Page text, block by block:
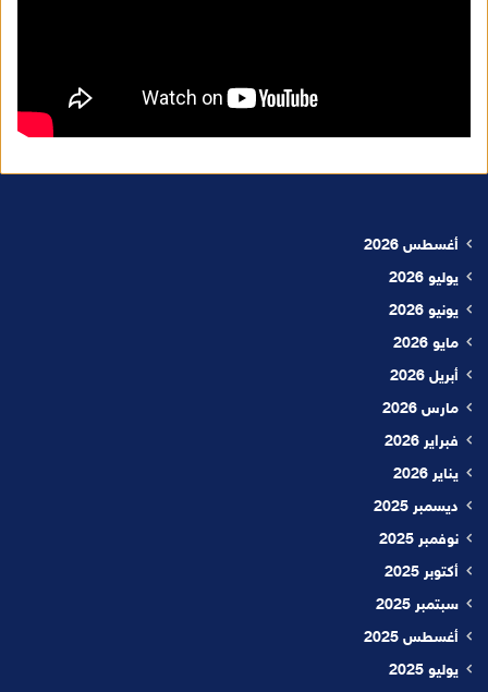
أغسطس 2026
يوليو 2026
يونيو 2026
مايو 2026
أبريل 2026
مارس 2026
فبراير 2026
يناير 2026
ديسمبر 2025
نوفمبر 2025
أكتوبر 2025
سبتمبر 2025
أغسطس 2025
يوليو 2025